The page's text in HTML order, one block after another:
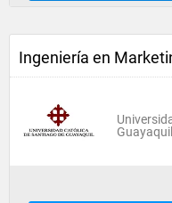
Ingeniería en
Guayaquil